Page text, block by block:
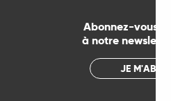
Abonnez-vous
à notre
JE